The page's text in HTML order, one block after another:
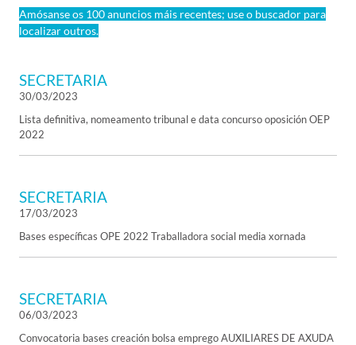
Amósanse os 100 anuncios máis recentes; use o buscador para
localizar outros.
SECRETARIA
30/03/2023
Lista definitiva, nomeamento tribunal e data concurso oposición OEP
2022
SECRETARIA
17/03/2023
Bases específicas OPE 2022 Traballadora social media xornada
SECRETARIA
06/03/2023
Convocatoria bases creación bolsa emprego AUXILIARES DE AXUDA